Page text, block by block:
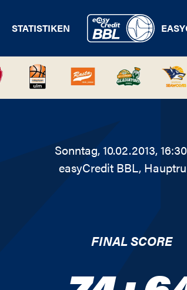
STATISTIKEN
Sonntag, 10.02.2013,
easyCredit BBL,
FINAL SCORE